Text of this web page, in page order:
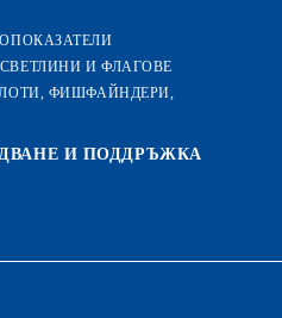
И ФЛАГОВЕ
ФИШФАЙНДЕРИ,
И ПОДДРЪЖКА